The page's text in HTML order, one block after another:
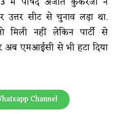
उत्तर सीट से चुनाव लड़ा था.
मिली नहीं लेकिन पार्टी से
अब एमआईसी से भी हटा दिया
Channel